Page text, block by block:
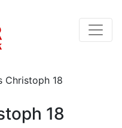
Christoph 18
18